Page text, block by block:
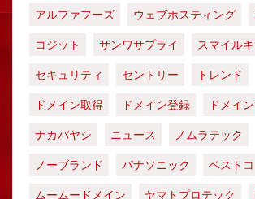
アルファフーズ ウェブホスティング
コジット
サンワサプライ
スマイル
セキュリティ
セントリー
トレンド
ドメイン取得
ドメイン登録
ドメイ
ナカバヤシ
ニュース
ノムラテック
ノーブランド
パナソニック
ベストコ
ムームードメイン
ヤマトプロテック